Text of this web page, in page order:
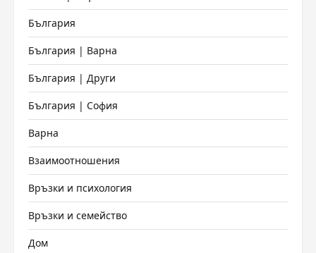
България
България | Варна
България | Други
България | София
Варна
Взаимоотношения
Връзки и психология
Връзки и семейство
Дом